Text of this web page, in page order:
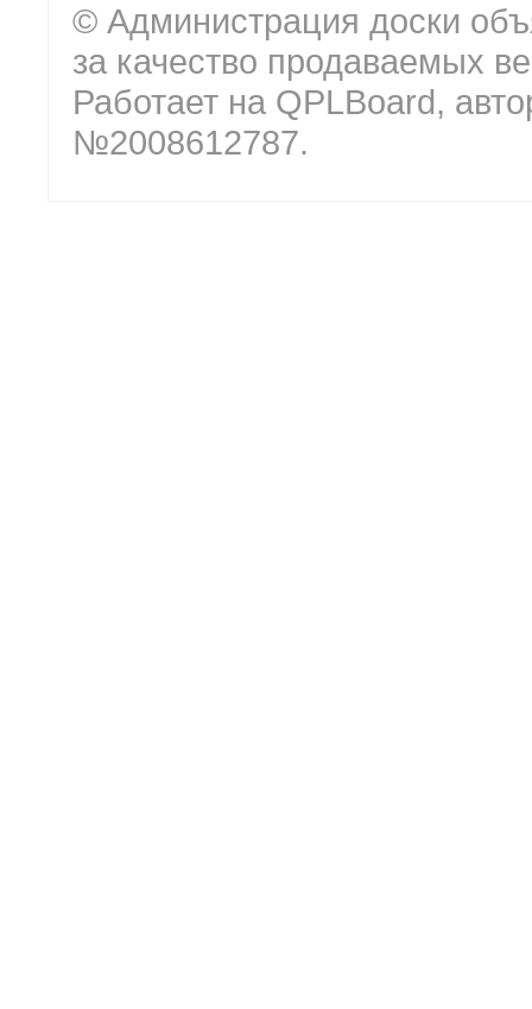
© Администрация доски
за качество продаваемых
Работает на QPLBoard,
№2008612787.